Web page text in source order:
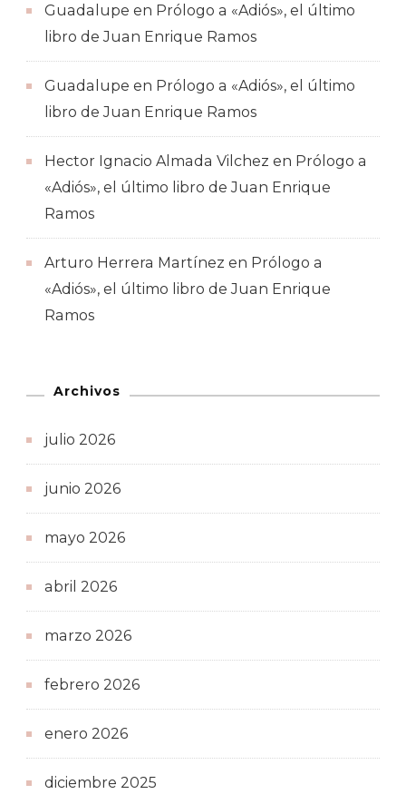
Guadalupe en Prólogo a «Adiós», el último
libro de Juan Enrique Ramos
Guadalupe en Prólogo a «Adiós», el último
libro de Juan Enrique Ramos
Hector Ignacio Almada Vilchez en Prólogo a
«Adiós», el último libro de Juan Enrique
Ramos
Arturo Herrera Martínez en Prólogo a
«Adiós», el último libro de Juan Enrique
Ramos
Archivos
julio 2026
junio 2026
mayo 2026
abril 2026
marzo 2026
febrero 2026
enero 2026
diciembre 2025